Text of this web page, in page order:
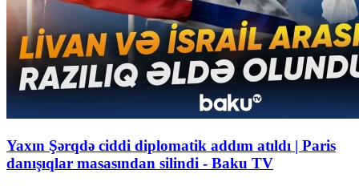
Yaxın Şərqdə ciddi diplomatik addım atıldı | Paris
danışıqlar masasından silindi - Baku TV